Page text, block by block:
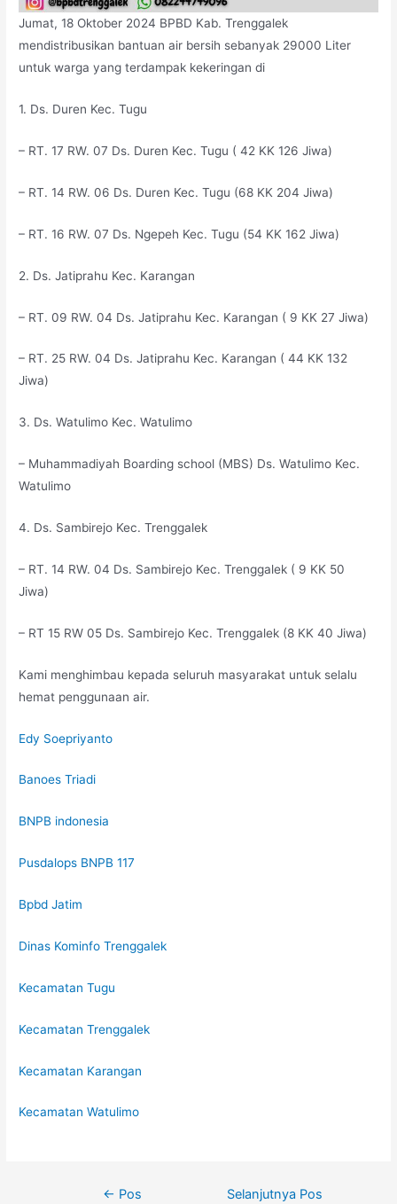
Jumat, 18 Oktober 2024 BPBD Kab. Trenggalek
mendistribusikan bantuan air bersih sebanyak 29000 Liter
untuk warga yang terdampak kekeringan di
1. Ds. Duren Kec. Tugu
– RT. 17 RW. 07 Ds. Duren Kec. Tugu ( 42 KK 126 Jiwa)
– RT. 14 RW. 06 Ds. Duren Kec. Tugu (68 KK 204 Jiwa)
– RT. 16 RW. 07 Ds. Ngepeh Kec. Tugu (54 KK 162 Jiwa)
2. Ds. Jatiprahu Kec. Karangan
– RT. 09 RW. 04 Ds. Jatiprahu Kec. Karangan ( 9 KK 27 Jiwa)
– RT. 25 RW. 04 Ds. Jatiprahu Kec. Karangan ( 44 KK 132
Jiwa)
3. Ds. Watulimo Kec. Watulimo
– Muhammadiyah Boarding school (MBS) Ds. Watulimo Kec.
Watulimo
4. Ds. Sambirejo Kec. Trenggalek
– RT. 14 RW. 04 Ds. Sambirejo Kec. Trenggalek ( 9 KK 50
Jiwa)
– RT 15 RW 05 Ds. Sambirejo Kec. Trenggalek (8 KK 40 Jiwa)
Kami menghimbau kepada seluruh masyarakat untuk selalu
hemat penggunaan air.
Edy Soepriyanto
Banoes Triadi
BNPB indonesia
Pusdalops BNPB 117
Bpbd Jatim
Dinas Kominfo Trenggalek
Kecamatan Tugu
Kecamatan Trenggalek
Kecamatan Karangan
Kecamatan Watulimo
← Pos
Selanjutnya Pos